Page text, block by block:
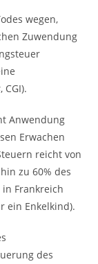
wegen,
Zuwendung
, CGI).
Anwendung
Erwachen
reicht von
zu 60% des
Frankreich
ein Enkelkind).
des